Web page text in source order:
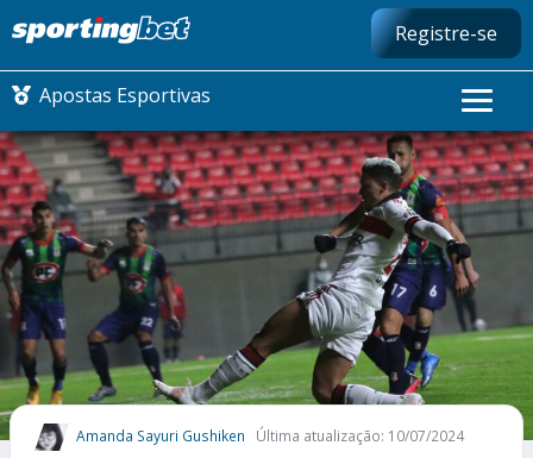
Registre-se
Apostas Esportivas
CONMEBOL LIBERTADORES
FUTEBOL NACIONAL
FUTEBOL INTERNACIONAL
COMO APOSTAR
MAIS ESPORTES
Amanda Sayuri Gushiken Última atualização: 10/07/2024